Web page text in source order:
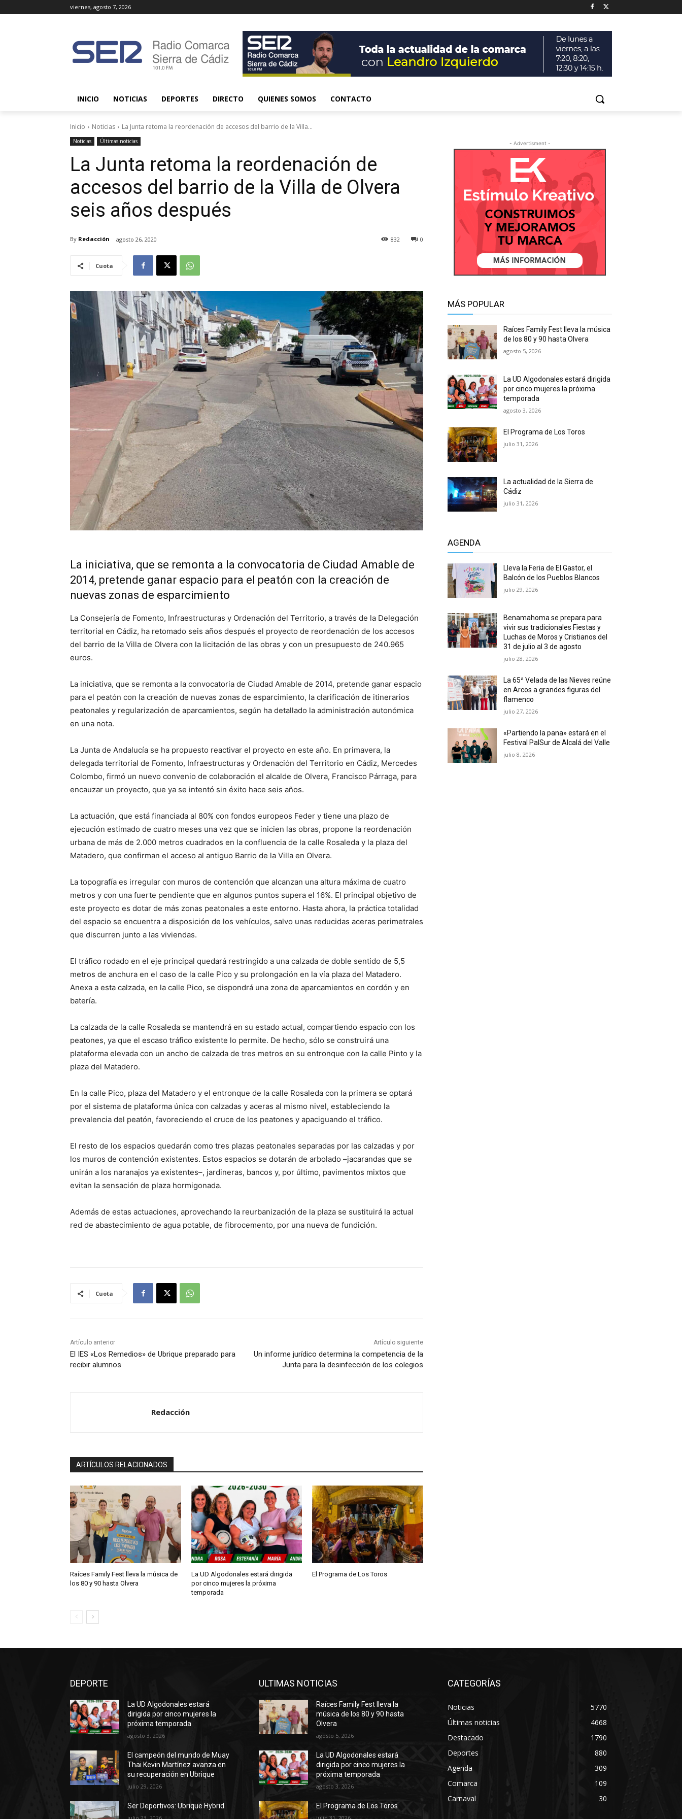
viernes, agosto 7, 2026
INICIO NOTICIAS DEPORTES DIRECTO QUIENES SOMOS CONTACTO
Inicio Noticias La Junta retoma la reordenación de accesos del barrio de la Villa...
Noticias Últimas noticias
La Junta retoma la reordenación de
accesos del barrio de la Villa de Olvera
seis años después
By Redacción agosto 26, 2020 0
832
Cuota
La iniciativa, que se remonta a la convocatoria de Ciudad Amable de
2014, pretende ganar espacio para el peatón con la creación de
nuevas zonas de esparcimiento
La Consejería de Fomento, Infraestructuras y Ordenación del Territorio, a través de la Delegación
territorial en Cádiz, ha retomado seis años después el proyecto de reordenación de los accesos
del barrio de la Villa de Olvera con la licitación de las obras y con un presupuesto de 240.965
euros.
La iniciativa, que se remonta a la convocatoria de Ciudad Amable de 2014, pretende ganar espacio
para el peatón con la creación de nuevas zonas de esparcimiento, la clarificación de itinerarios
peatonales y regularización de aparcamientos, según ha detallado la administración autonómica
en una nota.
La Junta de Andalucía se ha propuesto reactivar el proyecto en este año. En primavera, la
delegada territorial de Fomento, Infraestructuras y Ordenación del Territorio en Cádiz, Mercedes
Colombo, firmó un nuevo convenio de colaboración el alcalde de Olvera, Francisco Párraga, para
encauzar un proyecto, que ya se intentó sin éxito hace seis años.
La actuación, que está financiada al 80% con fondos europeos Feder y tiene una plazo de
ejecución estimado de cuatro meses una vez que se inicien las obras, propone la reordenación
urbana de más de 2.000 metros cuadrados en la confluencia de la calle Rosaleda y la plaza del
Matadero, que confirman el acceso al antiguo Barrio de la Villa en Olvera.
La topografía es irregular con muros de contención que alcanzan una altura máxima de cuatro
metros y con una fuerte pendiente que en algunos puntos supera el 16%. El principal objetivo de
este proyecto es dotar de más zonas peatonales a este entorno. Hasta ahora, la práctica totalidad
del espacio se encuentra a disposición de los vehículos, salvo unas reducidas aceras perimetrales
que discurren junto a las viviendas.
El tráfico rodado en el eje principal quedará restringido a una calzada de doble sentido de 5,5
metros de anchura en el caso de la calle Pico y su prolongación en la vía plaza del Matadero.
Anexa a esta calzada, en la calle Pico, se dispondrá una zona de aparcamientos en cordón y en
batería.
La calzada de la calle Rosaleda se mantendrá en su estado actual, compartiendo espacio con los
peatones, ya que el escaso tráfico existente lo permite. De hecho, sólo se construirá una
plataforma elevada con un ancho de calzada de tres metros en su entronque con la calle Pinto y la
plaza del Matadero.
En la calle Pico, plaza del Matadero y el entronque de la calle Rosaleda con la primera se optará
por el sistema de plataforma única con calzadas y aceras al mismo nivel, estableciendo la
prevalencia del peatón, favoreciendo el cruce de los peatones y apaciguando el tráfico.
El resto de los espacios quedarán como tres plazas peatonales separadas por las calzadas y por
los muros de contención existentes. Estos espacios se dotarán de arbolado –jacarandas que se
unirán a los naranajos ya existentes–, jardineras, bancos y, por último, pavimentos mixtos que
evitan la sensación de plaza hormigonada.
Además de estas actuaciones, aprovechando la reurbanización de la plaza se sustituirá la actual
red de abastecimiento de agua potable, de fibrocemento, por una nueva de fundición.
Cuota
Artículo anterior
El IES «Los Remedios» de Ubrique preparado para
recibir alumnos
Artículo siguiente
Un informe jurídico determina la competencia de la
Junta para la desinfección de los colegios
Redacción
ARTÍCULOS RELACIONADOS
Raíces Family Fest lleva la música de
los 80 y 90 hasta Olvera
La UD Algodonales estará dirigida
por cinco mujeres la próxima
temporada
El Programa de Los Toros
- Advertisment -
MÁS POPULAR
Raíces Family Fest lleva la música
de los 80 y 90 hasta Olvera
agosto 5, 2026
La UD Algodonales estará dirigida
por cinco mujeres la próxima
temporada
agosto 3, 2026
El Programa de Los Toros
julio 31, 2026
La actualidad de la Sierra de
Cádiz
julio 31, 2026
AGENDA
Lleva la Feria de El Gastor, el
Balcón de los Pueblos Blancos
julio 29, 2026
Benamahoma se prepara para
vivir sus tradicionales Fiestas y
Luchas de Moros y Cristianos del
31 de julio al 3 de agosto
julio 28, 2026
La 65ª Velada de las Nieves reúne
en Arcos a grandes figuras del
flamenco
julio 27, 2026
«Partiendo la pana» estará en el
Festival PalSur de Alcalá del Valle
julio 8, 2026
DEPORTE
La UD Algodonales estará
dirigida por cinco mujeres la
próxima temporada
agosto 3, 2026
El campeón del mundo de Muay
Thai Kevin Martínez avanza en
su recuperación en Ubrique
julio 29, 2026
Ser Deportivos: Ubrique Hybrid
ULTIMAS NOTICIAS
Raíces Family Fest lleva la
música de los 80 y 90 hasta
Olvera
agosto 5, 2026
La UD Algodonales estará
dirigida por cinco mujeres la
próxima temporada
agosto 3, 2026
El Programa de Los Toros
CATEGORÍAS
Noticias
5770
Últimas noticias
4668
Destacado
1790
Deportes
880
Agenda
309
Comarca
109
Carnaval
30